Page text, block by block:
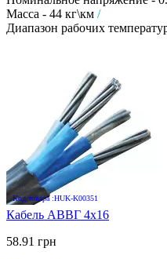
Масса - 44 кг\км /
Диапазон рабочих
Код товара :HUK-K00351
Кабель АВВГ 4х16
58.91 грн